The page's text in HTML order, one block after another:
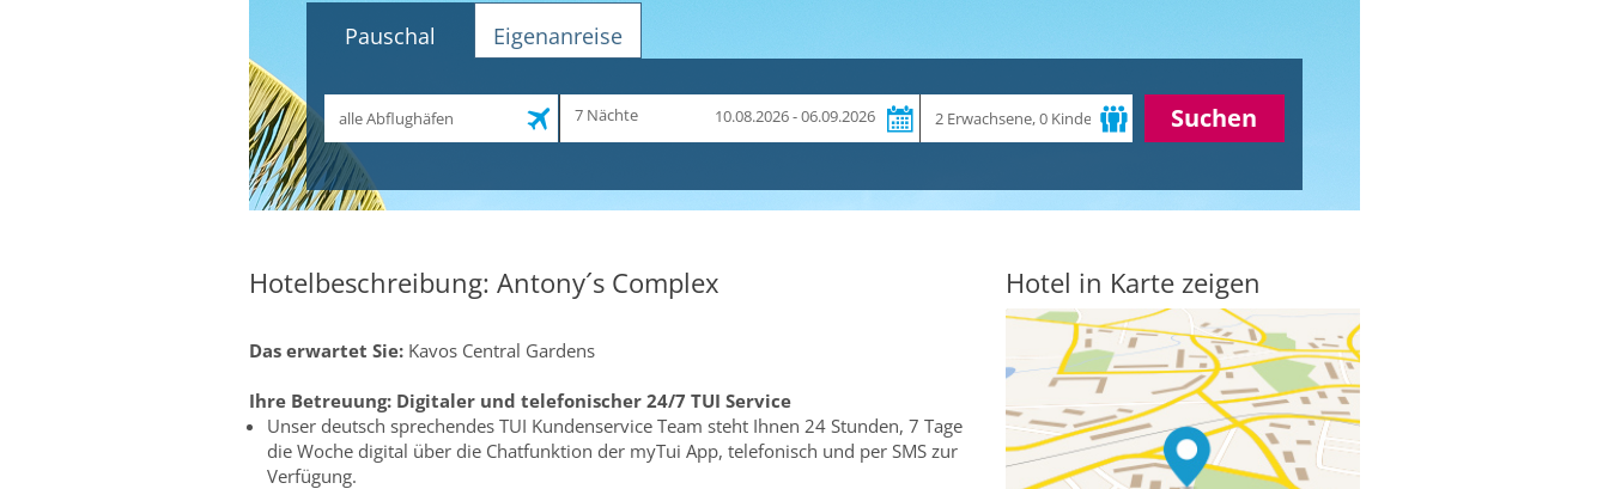
Pauschal Eigenanreise
Zeitraum
7 Nächte 10.08.2026 - 06.09.2026 Suchen
Hotelbeschreibung: Antony´s Complex
Das erwartet Sie: Kavos Central Gardens
Ihre Betreuung: Digitaler und telefonischer 24/7 TUI Service
Unser deutsch sprechendes TUI Kundenservice Team steht Ihnen 24 Stunden, 7 Tage
die Woche digital über die Chatfunktion der myTui App, telefonisch und per SMS zur
Verfügung.
Hotel in Karte zeigen